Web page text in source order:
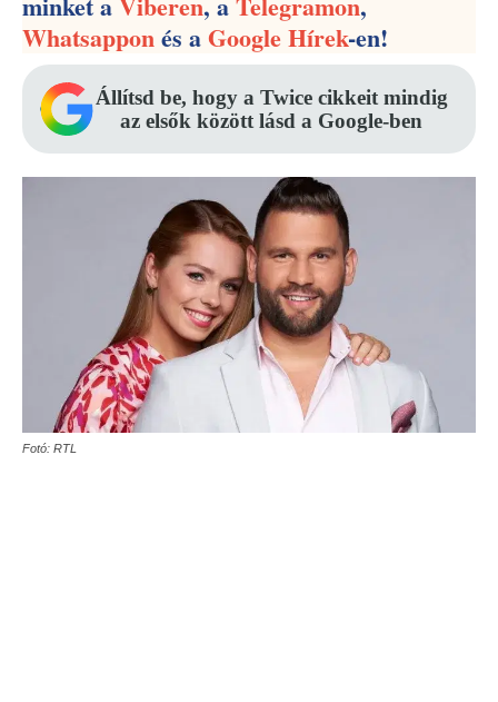
Whatsapponés aGoogle Hírek-en!
Állítsd be, hogy a Twice cikkeit mindig
az elsők között lásd a Google-ben
Fotó: RTL